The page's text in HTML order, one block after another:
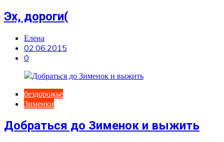
Эх, дороги(
Елена
02.06.2015
0
бездорожье
Зименки
Добраться до Зименок и выжить